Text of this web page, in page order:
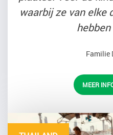
waarbij ze van elke
Familie
MEER